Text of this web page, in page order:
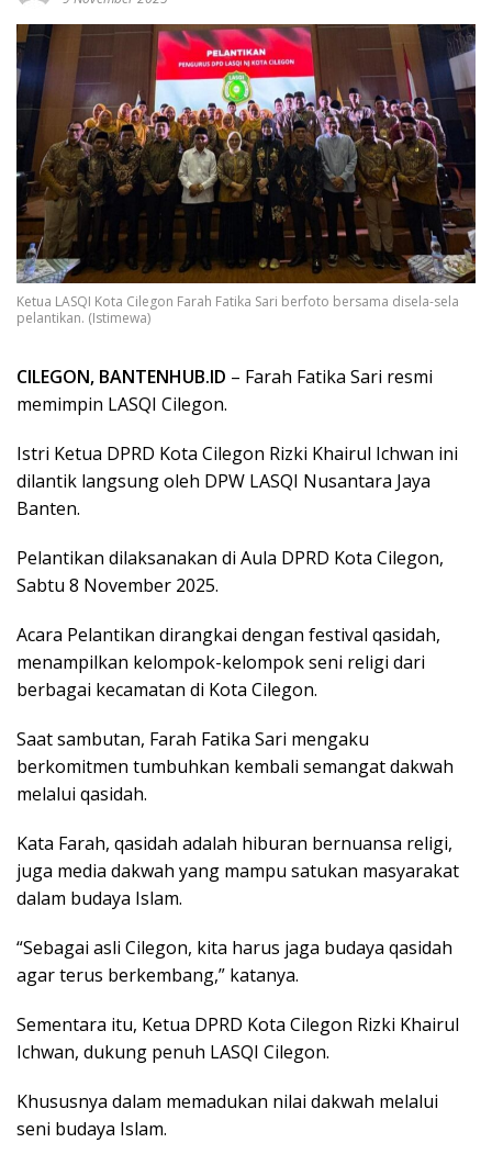
Ketua LASQI Kota Cilegon Farah Fatika Sari berfoto bersama disela-sela
pelantikan. (Istimewa)
CILEGON, BANTENHUB.ID – Farah Fatika Sari resmi
memimpin LASQI Cilegon.
Istri Ketua DPRD Kota Cilegon Rizki Khairul Ichwan ini
dilantik langsung oleh DPW LASQI Nusantara Jaya
Banten.
Pelantikan dilaksanakan di Aula DPRD Kota Cilegon,
Sabtu 8 November 2025.
Acara Pelantikan dirangkai dengan festival qasidah,
menampilkan kelompok-kelompok seni religi dari
berbagai kecamatan di Kota Cilegon.
Saat sambutan, Farah Fatika Sari mengaku
berkomitmen tumbuhkan kembali semangat dakwah
melalui qasidah.
Kata Farah, qasidah adalah hiburan bernuansa religi,
juga media dakwah yang mampu satukan masyarakat
dalam budaya Islam.
“Sebagai asli Cilegon, kita harus jaga budaya qasidah
agar terus berkembang,” katanya.
Sementara itu, Ketua DPRD Kota Cilegon Rizki Khairul
Ichwan, dukung penuh LASQI Cilegon.
Khususnya dalam memadukan nilai dakwah melalui
seni budaya Islam.